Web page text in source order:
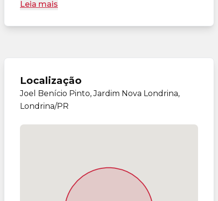
Leia mais
Localização
Joel Benício Pinto, Jardim Nova Londrina,
Londrina/PR